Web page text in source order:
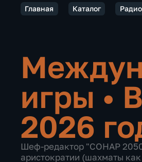
Главная Каталог
игры •
2026
Шеф-редактор "СОНАР
аристократии (шахматы